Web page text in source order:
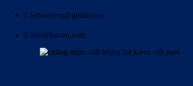
kstvalvevn@gmail.com
info@kst-vn.com